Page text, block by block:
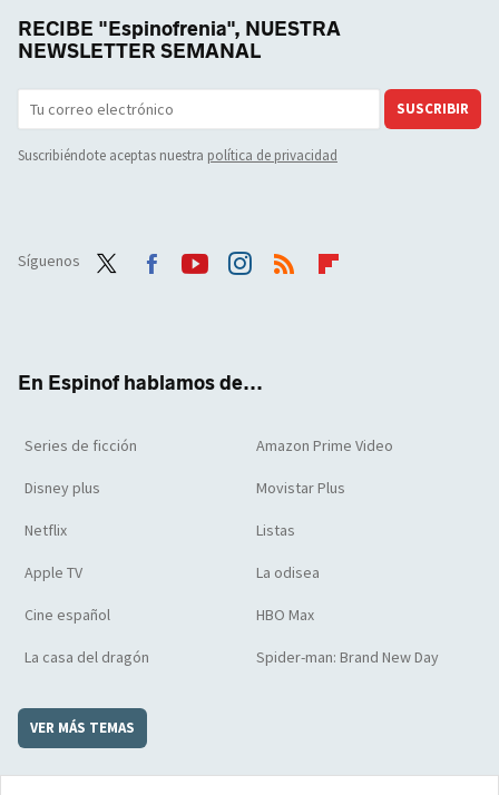
RECIBE "Espinofrenia", NUESTRA
NEWSLETTER SEMANAL
SUSCRIBIR
Suscribiéndote aceptas nuestra política de privacidad
Síguenos
En Espinof hablamos de...
Series de ficción Amazon Prime Video
Disney plus Movistar Plus
Netflix Listas
Apple TV La odisea
Cine español HBO Max
La casa del dragón Spider-man: Brand New Day
VER MÁS TEMAS